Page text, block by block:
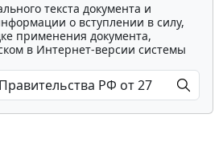
текста документа и
о вступлении в силу,
применения документа,
в Интернет-версии системы